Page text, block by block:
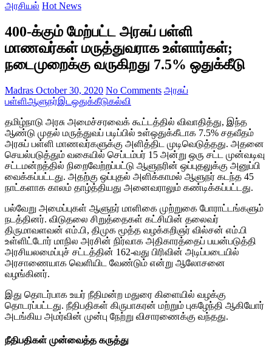
அரசியல் Hot News
400-க்கும் மேற்பட்ட அரசுப் பள்ளி
மாணவர்கள் மருத்துவராக உள்ளார்கள்;
நடைமுறைக்கு வருகிறது 7.5% ஒதுக்கீடு
Madras October 30, 2020 No Comments அரசுப்
பள்ளிஆளுநர்இடஒதுக்கீடுகல்வி
தமிழ்நாடு அரசு அமைச்சரவைக் கூட்டத்தில் விவாதித்து, இந்த
ஆண்டு முதல் மருத்துவப் படிப்பில் உள்ஒதுக்கீடாக 7.5% சதவீதம்
அரசுப் பள்ளி மாணவர்களுக்கு அளித்திட முடிவெடுத்தது. அதனை
செயல்படுத்தும் வகையில் செப்டம்பர் 15 அன்று ஒரு சட்ட முன்வடிவு
சட்டமன்றத்தில் நிறைவேற்றப்பட்டு ஆளுநரின் ஒப்புதலுக்கு அனுப்பி
வைக்கப்பட்டது. அதற்கு ஒப்புதல் அளிக்காமல் ஆளுநர் கடந்த 45
நாட்களாக காலம் தாழ்த்தியது அனைவராலும் கண்டிக்கப்பட்டது.
பல்வேறு அமைப்புகள் ஆளுநர் மாளிகை முற்றுகை போராட்டங்களும்
நடத்தினர். விடுதலை சிறுத்தைகள் கட்சியின் தலைவர்
திருமாவளவன் எம்.பி, திமுக மூத்த வழக்கறிஞர் வில்சன் எம்.பி
உள்ளிட்டோர் மாநில அரசின் நிர்வாக அதிகாரத்தைப் பயன்படுத்தி
அரசியலமைப்புச் சட்டத்தின் 162-வது பிரிவின் அடிப்படையில்
அரசாணையாக வெளியிட வேண்டும் என்று ஆலோசனை
வழங்கினர்.
இது தொடர்பாக உயர் நீதிமன்ற மதுரை கிளையில் வழக்கு
தொடரப்பட்டது. நீதிபதிகள் கிருபாகரன் மற்றும் புகழேந்தி ஆகியோர்
அடங்கிய அமர்வின் முன்பு நேற்று விசாரணைக்கு வந்தது.
நீதிபதிகள் முன்வைத்த கருத்து